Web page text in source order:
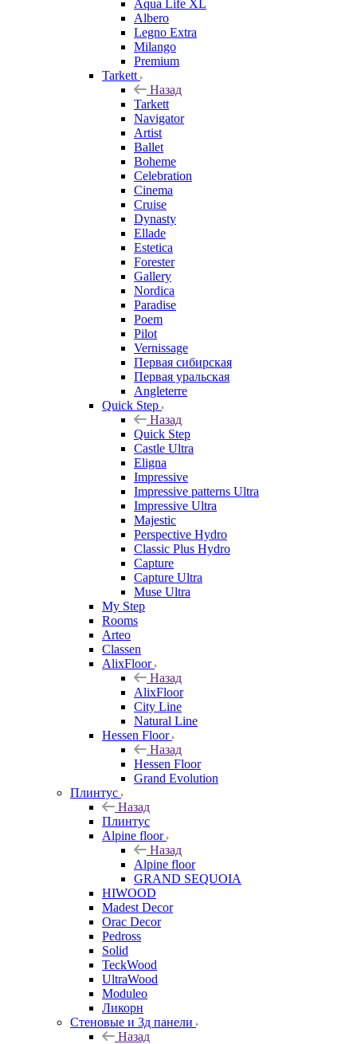
Aqua Life XL
Albero
Legno Extra
Milango
Premium
Tarkett
Назад
Tarkett
Navigator
Artist
Ballet
Boheme
Celebration
Cinema
Cruise
Dynasty
Ellade
Estetica
Forester
Gallery
Nordica
Paradise
Poem
Pilot
Vernissage
Первая сибирская
Первая уральская
Angleterre
Quick Step
Назад
Quick Step
Castle Ultra
Eligna
Impressive
Impressive patterns Ultra
Impressive Ultra
Majestic
Perspective Hydro
Classic Plus Hydro
Capture
Capture Ultra
Muse Ultra
My Step
Rooms
Arteo
Classen
AlixFloor
Назад
AlixFloor
City Line
Natural Line
Hessen Floor
Назад
Hessen Floor
Grand Evolution
Плинтус
Назад
Плинтус
Alpine floor
Назад
Alpine floor
GRAND SEQUOIA
HIWOOD
Madest Decor
Orac Decor
Pedross
Solid
TeckWood
UltraWood
Moduleo
Ликорн
Стеновые и 3д панели
Назад